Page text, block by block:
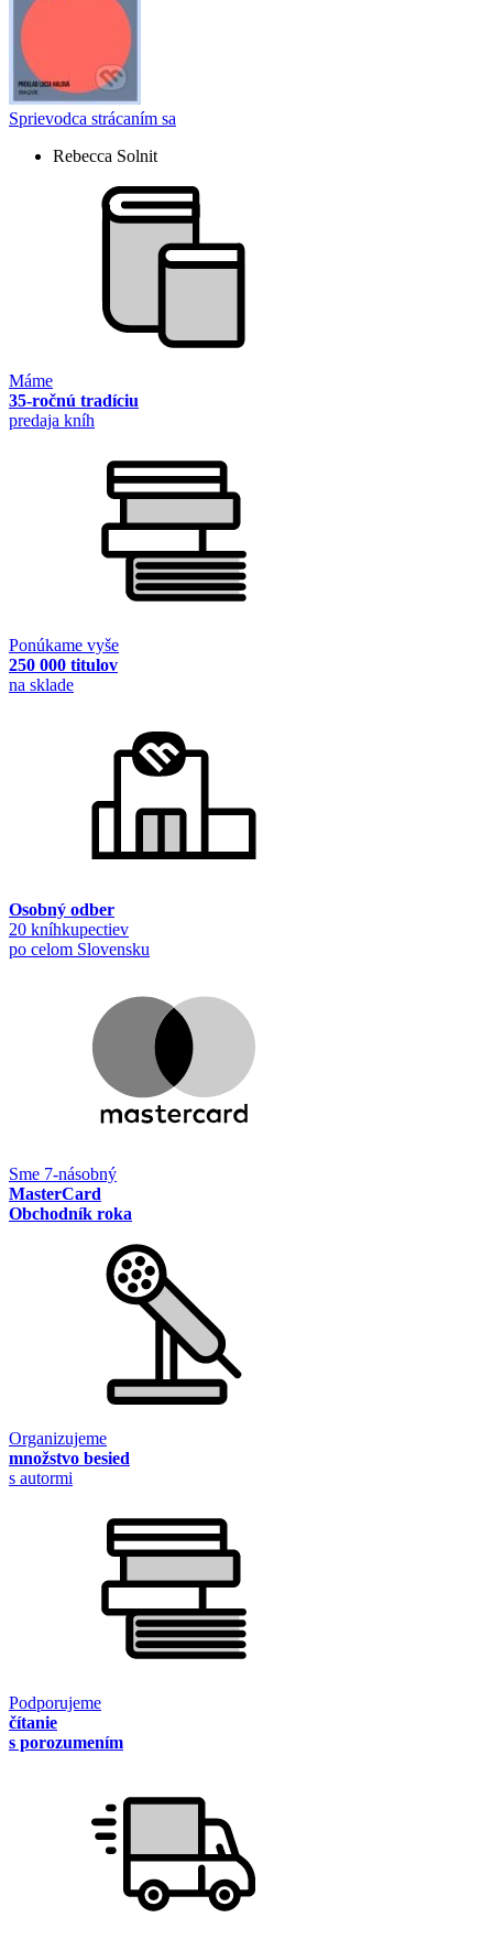
Sprievodca strácaním sa
Rebecca Solnit
Máme
35-ročnú tradíciu
predaja kníh
Ponúkame vyše
250 000 titulov
na sklade
Osobný odber
20 kníhkupectiev
po celom Slovensku
Sme 7-násobný
MasterCard
Obchodník roka
Organizujeme
množstvo besied
s autormi
Podporujeme
čítanie
s porozumením